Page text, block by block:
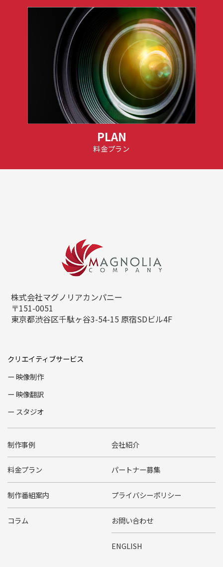
PLAN
料金プラン
株式会社マグノリアカンパニー
〒151-0051
東京都渋谷区千駄ヶ谷3-54-15 原宿SDビル4F
クリエイティブサービス
映像制作
映像翻訳
スタジオ
制作事例
料金プラン
制作番組案内
コラム
会社紹介
パートナー募集
プライバシーポリシー
お問い合わせ
ENGLISH